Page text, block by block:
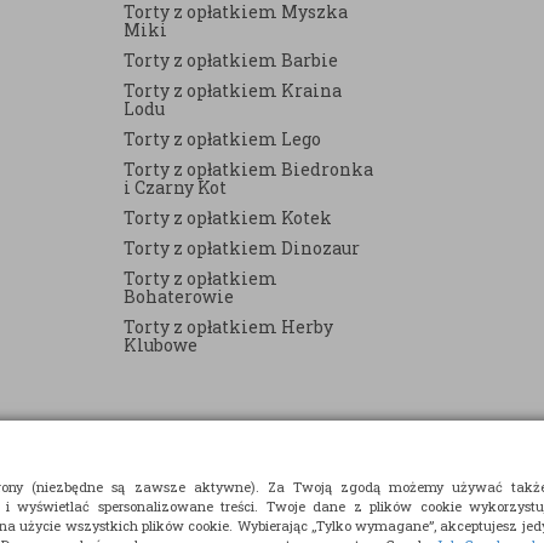
(niezbędne są zawsze aktywne). Za Twoją zgodą możemy używać
spersonalizowane treści. Twoje dane z plików cookie
użycie wszystkich plików cookie. Wybierając „Tylko wymagane”, akceptujesz
Torty z opłatkiem Myszka
Miki
Torty z opłatkiem Barbie
Torty z opłatkiem Kraina
Lodu
Torty z opłatkiem Lego
Torty z opłatkiem Biedronka
i Czarny Kot
Torty z opłatkiem Kotek
Torty z opłatkiem Dinozaur
Torty z opłatkiem
Bohaterowie
Torty z opłatkiem Herby
Klubowe